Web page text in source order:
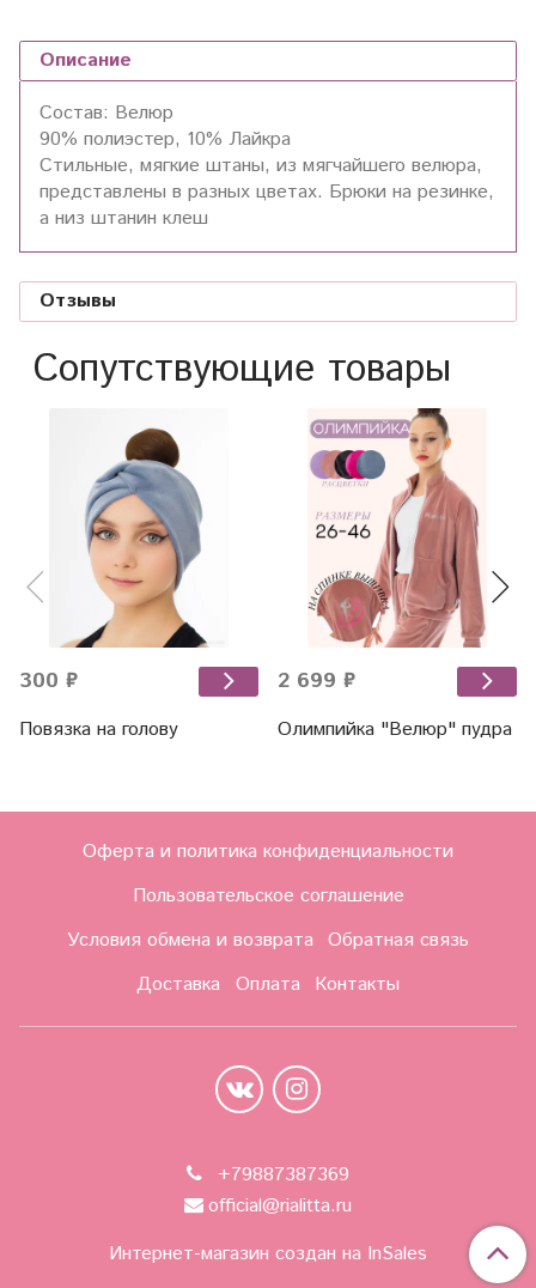
Описание
Состав: Велюр
90% полиэстер, 10% Лайкра
Стильные, мягкие штаны, из мягчайшего велюра,
представлены в разных цветах. Брюки на резинке,
а низ штанин клеш
Отзывы
Сопутствующие товары
300 ₽
Повязка на голову
2 699 ₽
Олимпийка "Велюр" пудра
Оферта и политика конфиденциальности
Пользовательское соглашение
Условия обмена и возврата Обратная связь
Доставка
Оплата Контакты
+79887387369
official@rialitta.ru
Интернет-магазин создан на InSales